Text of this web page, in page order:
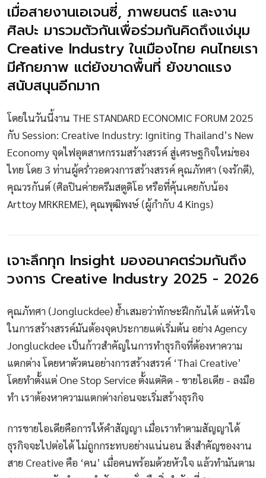
เมื่อสายงานเอเจนซี่, ภาพยนตร์ และงาน
ศิลปะ มารวมตัวกันเพื่อร่วมกันคิดถึงแง่มุม
Creative Industry ในเมืองไทย คนไทยเรา
มีศักยภาพ แต่ยังขาดพื้นที่ ยังขาดแรง
สนับสนุนอีกมาก
โดยในวันนี้งาน THE STANDARD ECONOMIC FORUM 2025
กับ Session: Creative Industry: Igniting Thailand’s New
Economy จุดไฟอุตสาหกรรมสร้างสรรค์ สู่เศรษฐกิจใหม่ของ
ไทย โดย 3 ท่านผู้คร่ำวอดวงการสร้างสรรค์ คุณภัทศา (จงรักดี),
คุณวรกันต์ (ศิลปินค่ายครีมสตูดิโอ หรือที่คุ้นเคยกับน้อง
Arttoy MRKREME), คุณพุฒิพงษ์ (ผู้กำกับ 4 Kings)
เจาะลึกทุก Insight มองอนาคตร่วมกันถึง
วงการ Creative Industry 2025 - 2026
คุณภัทศา (Jongluckdee) ย้ำเสมอว่าทักษะฝึกกันได้ แต่หัวใจ
ในการสร้างสรรค์มันต้องจุดประกายแต่เริ่มต้น อย่าง Agency
Jongluckdee เป็นก้าวสำคัญในการทำธุรกิจที่ต้องหาความ
แตกต่าง โดยหาตัวตนอย่างการสร้างสรรค์ ‘Thai Creative’
โดยทำตั้งแต่ One Stop Service ตั้งแต่คิด - ขายไอเดีย - ลงมือ
ทำ เราต้องหาความแตกต่างก่อนจะเริ่มสร้างธุรกิจ
การขายไอเดียคือการให้คำสัญญา เมื่อเราทำตามสัญญาได้
ธุรกิจจะไปต่อได้ ไม่ถูกกระทบอย่างแน่นอน สิ่งสำคัญของงาน
สาย Creative คือ ‘คน’ เมื่อคนพร้อมด้วยหัวใจ แล้วทำมันตาม